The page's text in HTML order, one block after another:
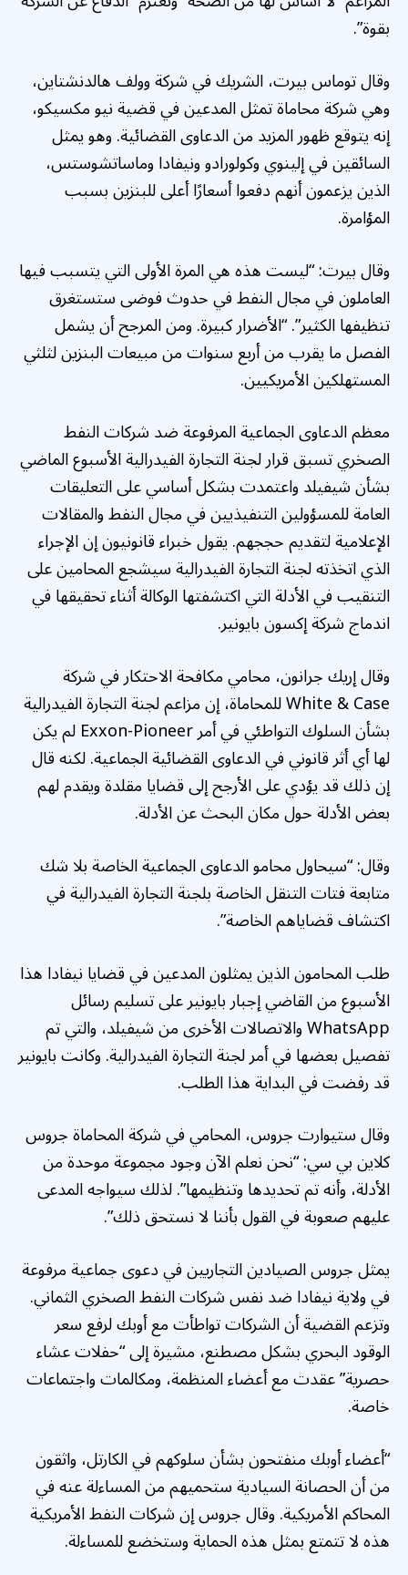
بقوة”.
وقال توماس بيرت، الشريك في شركة وولف هالدنشتاين،
وهي شركة محاماة تمثل المدعين في قضية نيو مكسيكو،
إنه يتوقع ظهور المزيد من الدعاوى القضائية. وهو يمثل
السائقين في إلينوي وكولورادو ونيفادا وماساتشوستس،
الذين يزعمون أنهم دفعوا أسعارًا أعلى للبنزين بسبب
المؤامرة.
وقال بيرت: “ليست هذه هي المرة الأولى التي يتسبب فيها
العاملون في مجال النفط في حدوث فوضى ستستغرق
تنظيفها الكثير”. “الأضرار كبيرة. ومن المرجح أن يشمل
الفصل ما يقرب من أربع سنوات من مبيعات البنزين لثلثي
المستهلكين الأمريكيين.
معظم الدعاوى الجماعية المرفوعة ضد شركات النفط
الصخري تسبق قرار لجنة التجارة الفيدرالية الأسبوع الماضي
بشأن شيفيلد واعتمدت بشكل أساسي على التعليقات
العامة للمسؤولين التنفيذيين في مجال النفط والمقالات
الإعلامية لتقديم حججهم. يقول خبراء قانونيون إن الإجراء
الذي اتخذته لجنة التجارة الفيدرالية سيشجع المحامين على
التنقيب في الأدلة التي اكتشفتها الوكالة أثناء تحقيقها في
اندماج شركة إكسون بايونير.
وقال إريك جرانون، محامي مكافحة الاحتكار في شركة
White & Case للمحاماة، إن مزاعم لجنة التجارة الفيدرالية
بشأن السلوك التواطئي في أمر Exxon-Pioneer لم يكن
لها أي أثر قانوني في الدعاوى القضائية الجماعية. لكنه قال
إن ذلك قد يؤدي على الأرجح إلى قضايا مقلدة ويقدم لهم
بعض الأدلة حول مكان البحث عن الأدلة.
وقال: “سيحاول محامو الدعاوى الجماعية الخاصة بلا شك
متابعة فتات التنقل الخاصة بلجنة التجارة الفيدرالية في
اكتشاف قضاياهم الخاصة”.
طلب المحامون الذين يمثلون المدعين في قضايا نيفادا هذا
الأسبوع من القاضي إجبار بايونير على تسليم رسائل
WhatsApp والاتصالات الأخرى من شيفيلد، والتي تم
تفصيل بعضها في أمر لجنة التجارة الفيدرالية. وكانت بايونير
قد رفضت في البداية هذا الطلب.
وقال ستيوارت جروس، المحامي في شركة المحاماة جروس
كلاين بي سي: “نحن نعلم الآن وجود مجموعة موحدة من
الأدلة، وأنه تم تحديدها وتنظيمها”. لذلك سيواجه المدعى
عليهم صعوبة في القول بأننا لا نستحق ذلك”.
يمثل جروس الصيادين التجاريين في دعوى جماعية مرفوعة
في ولاية نيفادا ضد نفس شركات النفط الصخري الثماني.
وتزعم القضية أن الشركات تواطأت مع أوبك لرفع سعر
الوقود البحري بشكل مصطنع، مشيرة إلى “حفلات عشاء
حصرية” عقدت مع أعضاء المنظمة، ومكالمات واجتماعات
خاصة.
“أعضاء أوبك منفتحون بشأن سلوكهم في الكارتل، واثقون
من أن الحصانة السيادية ستحميهم من المساءلة عنه في
المحاكم الأمريكية. وقال جروس إن شركات النفط الأمريكية
هذه لا تتمتع بمثل هذه الحماية وستخضع للمساءلة.